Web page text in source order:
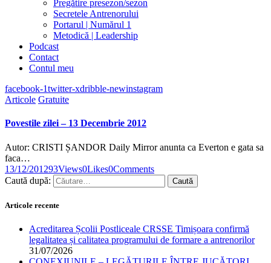
Pregătire presezon/sezon
Secretele Antrenorului
Portarul | Numărul 1
Metodică | Leadership
Podcast
Contact
Contul meu
facebook-1twitter-xdribble-newinstagram
Articole Gratuite
Povestile zilei – 13 Decembrie 2012
Autor: CRISTI ȘANDOR Daily Mirror anunta ca Everton e gata sa
faca…
13/12/201293Views0Likes0Comments
Caută după:
Articole recente
Acreditarea Școlii Postliceale CRSSE Timișoara confirmă
legalitatea și calitatea programului de formare a antrenorilor
31/07/2026